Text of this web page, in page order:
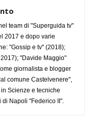
team di "Superguida tv"
2017 e dopo varie
"Gossip e tv" (2018);
"Davide Maggio"
giornalista e blogger
comune Castelvenere",
Scienze e tecniche
Napoli "Federico II".